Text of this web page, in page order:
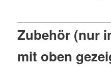
Zubehör (nur
mit oben